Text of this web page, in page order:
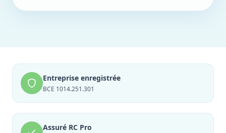
Entreprise enregistrée
BCE 1014.251.301
Assuré RC Pro